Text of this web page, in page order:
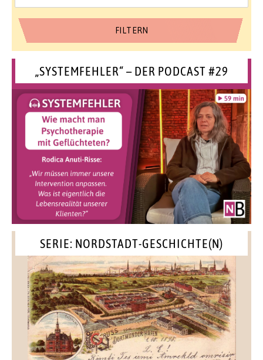
„SYSTEMFEHLER“ – DER PODCAST #29
SERIE: NORDSTADT-GESCHICHTE(N)